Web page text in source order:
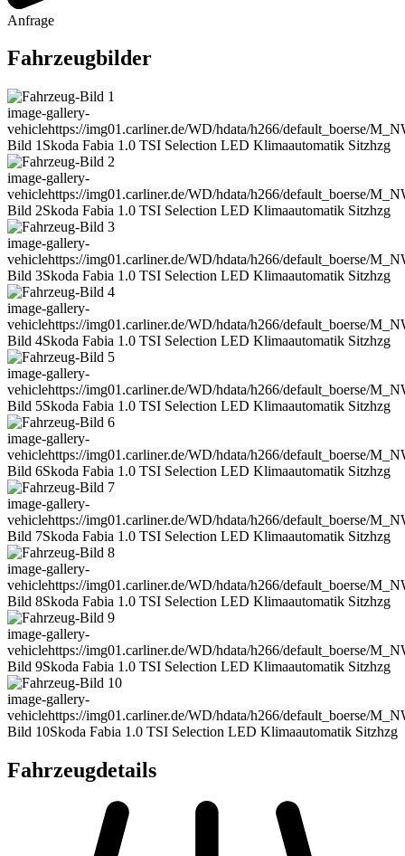
Anfrage
Fahrzeugbilder
image-gallery-
vehiclehttps://img01.carliner.de/WD/hdata/h266/default_boerse/
Bild 1 Skoda Fabia 1.0 TSI Selection LED Klimaautomatik Sitzhzg
image-gallery-
vehiclehttps://img01.carliner.de/WD/hdata/h266/default_boerse/
Bild 2Skoda Fabia 1.0 TSI Selection LED Klimaautomatik Sitzhzg
image-gallery-
vehiclehttps://img01.carliner.de/WD/hdata/h266/default_boerse/
Bild 3Skoda Fabia 1.0 TSI Selection LED Klimaautomatik Sitzhzg
image-gallery-
vehiclehttps://img01.carliner.de/WD/hdata/h266/default_boerse/
Bild 4Skoda Fabia 1.0 TSI Selection LED Klimaautomatik Sitzhzg
image-gallery-
vehiclehttps://img01.carliner.de/WD/hdata/h266/default_boerse/
Bild 5Skoda Fabia 1.0 TSI Selection LED Klimaautomatik Sitzhzg
image-gallery-
vehiclehttps://img01.carliner.de/WD/hdata/h266/default_boerse/
Bild 6Skoda Fabia 1.0 TSI Selection LED Klimaautomatik Sitzhzg
image-gallery-
vehiclehttps://img01.carliner.de/WD/hdata/h266/default_boerse/
Bild 7Skoda Fabia 1.0 TSI Selection LED Klimaautomatik Sitzhzg
image-gallery-
vehiclehttps://img01.carliner.de/WD/hdata/h266/default_boerse/
Bild 8Skoda Fabia 1.0 TSI Selection LED Klimaautomatik Sitzhzg
image-gallery-
vehiclehttps://img01.carliner.de/WD/hdata/h266/default_boerse/
Bild 9Skoda Fabia 1.0 TSI Selection LED Klimaautomatik Sitzhzg
image-gallery-
vehiclehttps://img01.carliner.de/WD/hdata/h266/default_boerse/
Bild 10Skoda Fabia 1.0 TSI Selection LED Klimaautomatik Sitzhzg
Fahrzeugdetails